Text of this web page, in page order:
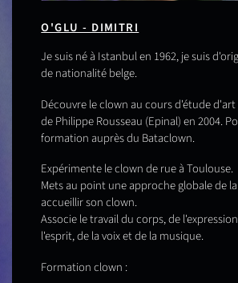
O'GLU - DIMITRI
Je suis né à Istanbul en 1962, je suis
de nationalité belge.
Découvre le clown au cours d'étude
de Philippe Rousseau (Epinal) en 2004.
formation auprès du Bataclown.
Expérimente le clown de rue à Toulouse.
Mets au point une approche globale de
accueillir son clown.
Associe le travail du corps, de
l'esprit, de la voix et de la musique.
Formation clown :